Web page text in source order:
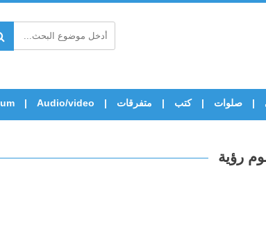
صلوات كتب متفرقات Audio/video
رؤية